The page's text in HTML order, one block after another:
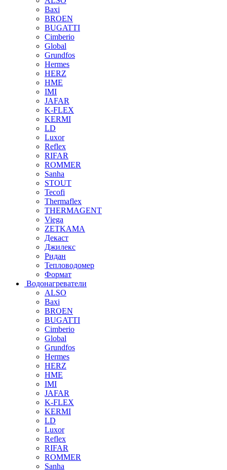
Baxi
BROEN
BUGATTI
Cimberio
Global
Grundfos
Hermes
HERZ
HME
IMI
JAFAR
K-FLEX
KERMI
LD
Luxor
Reflex
RIFAR
ROMMER
Sanha
STOUT
Tecofi
Thermaflex
THERMAGENT
Viega
ZETKAMA
Декаст
Джилекс
Ридан
Тепловодомер
Формат
Водонагреватели
ALSO
Baxi
BROEN
BUGATTI
Cimberio
Global
Grundfos
Hermes
HERZ
HME
IMI
JAFAR
K-FLEX
KERMI
LD
Luxor
Reflex
RIFAR
ROMMER
Sanha